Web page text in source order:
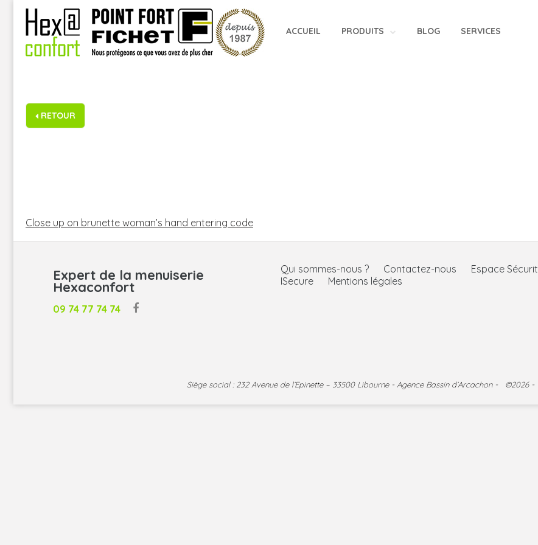
Skip
content
ACCUEIL PRODUITS BLOG SERVICES
RETOUR
NAVIGATION
DE
L’ARTICLE
Close up on brunette woman’s hand entering code
Expert de la menuiserie
Hexaconfort
09 74 77 74 74
Qui sommes-nous ? Contactez-nous
Espace
ISecure
Mentions légales
Siège social : 232 Avenue de l’Epinette – 33500 Libourne - Agence Bassin d’Arcachon - ©2026 -